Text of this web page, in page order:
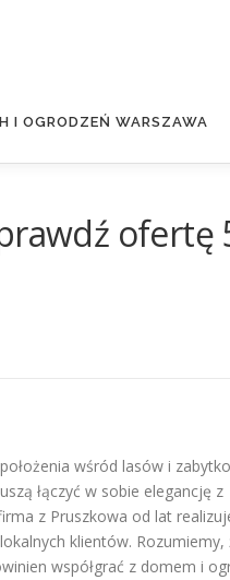
I OGRODZEŃ WARSZAWA
ofertę
wśród lasów i
łączyć w sobie elegancję z
z Pruszkowa od lat
klientów. Rozumiemy,
współgrać z domem i